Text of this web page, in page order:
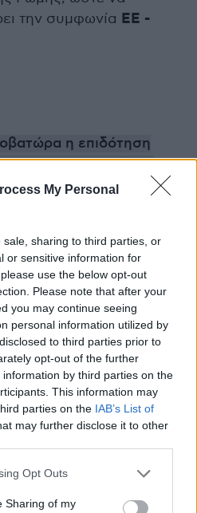
My Personal
sharing to third parties, or
or sensitive information for
use the below opt-out
Please note that after your
you may continue seeing
personal information utilized by
to third parties prior to
opt-out of the further
by third parties on the
This information may
parties on the IAB’s List of
may further disclose it to other
app uses one or more Google
behaviour. You may click to
Opt Outs
Sharing of my
την συμφωνία ΕΕ -
η επιδότηση
τα νοικοκυριά τον
στους Αμπελόκηπους:
ελληνικής οικονομίας
στο Google News
ειδήσεις